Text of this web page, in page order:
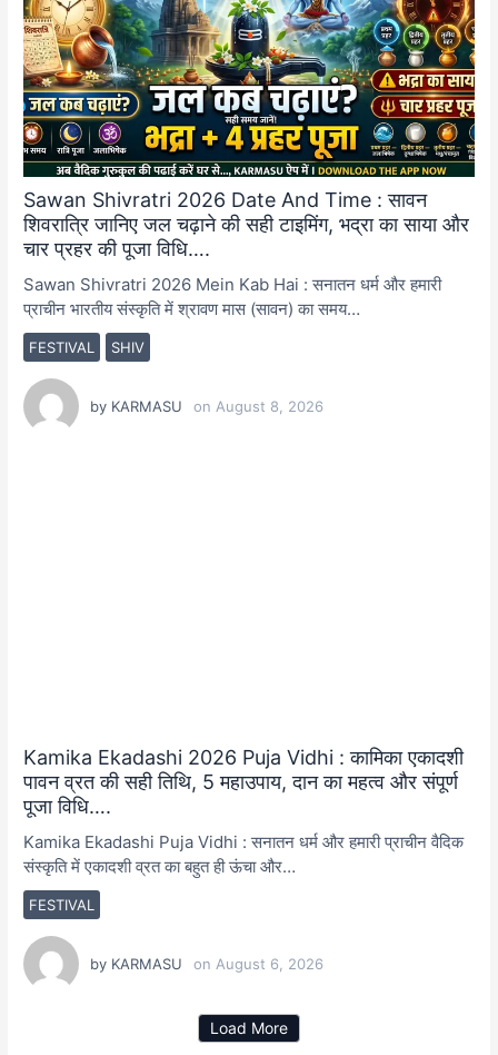
Sawan Shivratri 2026 Date And Time : सावन
शिवरात्रि जानिए जल चढ़ाने की सही टाइमिंग, भद्रा का साया और
चार प्रहर की पूजा विधि….
FESTIVAL SHIV
Sawan Shivratri 2026 Mein Kab Hai : सनातन धर्म और हमारी
प्राचीन भारतीय संस्कृति में श्रावण मास (सावन) का समय…
by KARMASU on August 8, 2026
Kamika Ekadashi 2026 Puja Vidhi : कामिका एकादशी
पावन व्रत की सही तिथि, 5 महाउपाय, दान का महत्व और संपूर्ण
पूजा विधि….
FESTIVAL
Kamika Ekadashi Puja Vidhi : सनातन धर्म और हमारी प्राचीन वैदिक
संस्कृति में एकादशी व्रत का बहुत ही ऊंचा और…
by KARMASU on August 6, 2026
Load More